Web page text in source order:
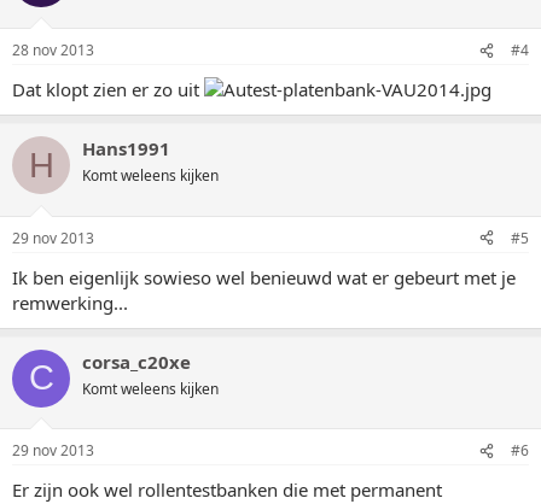
28 nov 2013 #4
Dat klopt zien er zo uit
H Hans1991
Komt weleens kijken
29 nov 2013 #5
Ik ben eigenlijk sowieso wel benieuwd wat er gebeurt met je
remwerking...
C corsa_c20xe
Komt weleens kijken
29 nov 2013 #6
Er zijn ook wel rollentestbanken die met permanent